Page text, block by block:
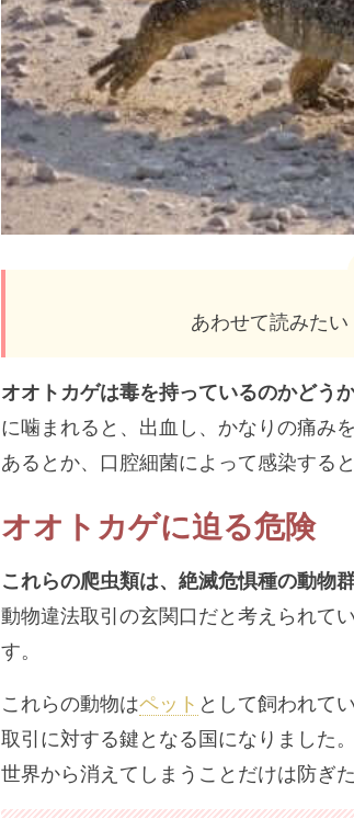
あわせて読みたい
オオトカゲは毒を持っているのかどう
に噛まれると、出血し、かなりの痛み
あるとか、口腔細菌によって感染する
オオトカゲに迫る危険
これらの爬虫類は、 絶滅危惧種の動物
動物違法取引の玄関口だと考えられて
す。
これらの動物はペット として飼われて
取引に対する鍵となる国になりました
世界から消えてしまうことだけは防ぎた